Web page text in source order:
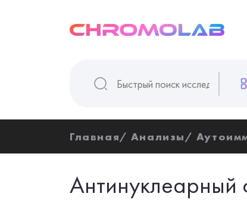
Главная Анализы
Антинуклеарный